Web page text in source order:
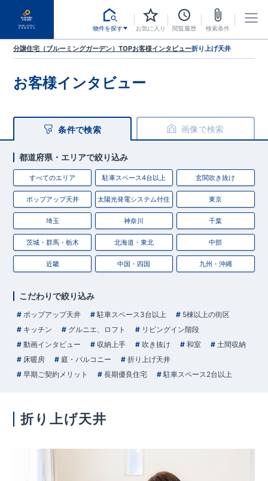
物件を探す お気に入り 閲覧履歴 検索条件
分譲住宅（ブルーミングガーデン）TOPお客様インタビュー折り上げ天井
お客様インタビュー
条件で検索 画像で検索
都道府県・エリアで絞り込み
すべてのエリア 駐車スペース4台以上 玄関吹き抜け
ポップアップ天井
太陽光発電システム付住
宅
東京
埼玉 神奈川 千葉
茨城・群馬・栃木 北海道・東北 中部
近畿 中国・四国 九州・沖縄
こだわりで絞り込み
ポップアップ天井 駐車スペース3台以上
5棟以上の街区
キッチン
グルニエ、ロフト
リビングイン階段
動画インタビュー
収納上手 吹き抜け 和室
土間収納
床暖房
庭・バルコニー
折り上げ天井
早期ご契約メリット
長期優良住宅 駐車スペース2台以上
折り上げ天井